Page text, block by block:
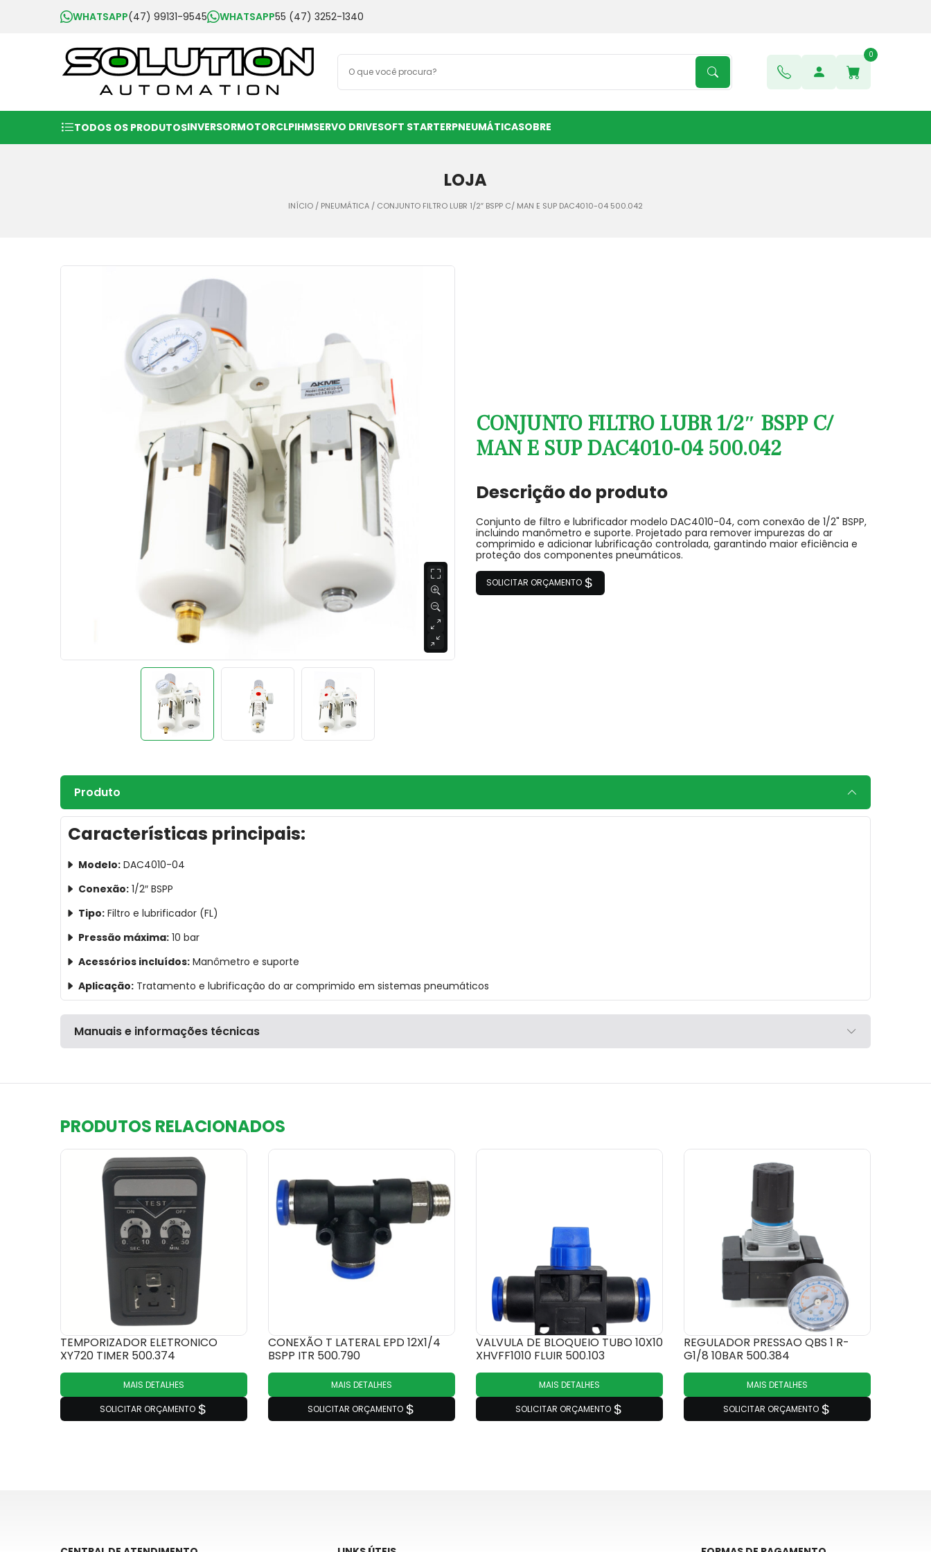
WHATSAPP(47) 99131-9545 WHATSAPP55 (47) 3252-1340
0
TODOS OS PRODUTOSINVERSORMOTORCLPIHMSERVO DRIVESOFT STARTERPNEUMÁTICASOBRE
LOJA
INÍCIO / PNEUMÁTICA / CONJUNTO FILTRO LUBR 1/2″ BSPP C/ MAN E SUP DAC4010-04 500.042
CONJUNTO FILTRO LUBR 1/2″ BSPP C/
MAN E SUP DAC4010-04 500.042
Descrição do produto
Conjunto de filtro e lubrificador modelo DAC4010-04, com conexão de 1/2" BSPP,
incluindo manômetro e suporte. Projetado para remover impurezas do ar
comprimido e adicionar lubrificação controlada, garantindo maior eficiência e
proteção dos componentes pneumáticos.
SOLICITAR ORÇAMENTO
Produto
Características principais:
Modelo: DAC4010-04
Conexão: 1/2″ BSPP
Tipo: Filtro e lubrificador (FL)
Pressão máxima: 10 bar
Acessórios incluídos: Manômetro e suporte
Aplicação: Tratamento e lubrificação do ar comprimido em sistemas pneumáticos
Manuais e informações técnicas
PRODUTOS RELACIONADOS
TEMPORIZADOR ELETRONICO
XY720 TIMER 500.374
MAIS DETALHES
SOLICITAR ORÇAMENTO
CONEXÃO T LATERAL EPD 12X1/4
BSPP ITR 500.790
MAIS DETALHES
SOLICITAR ORÇAMENTO
VALVULA DE BLOQUEIO TUBO 10X10
XHVFF1010 FLUIR 500.103
MAIS DETALHES
SOLICITAR ORÇAMENTO
REGULADOR PRESSAO QBS 1 R-
G1/8 10BAR 500.384
MAIS DETALHES
SOLICITAR ORÇAMENTO